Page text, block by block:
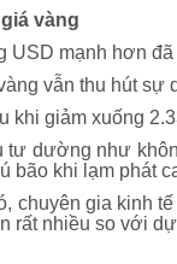
vàng
USD mạnh hơn
vẫn thu hút sự
khi giảm xuống
tư dường như
bão khi lạm phát
chuyên gia kinh
rất nhiều so với